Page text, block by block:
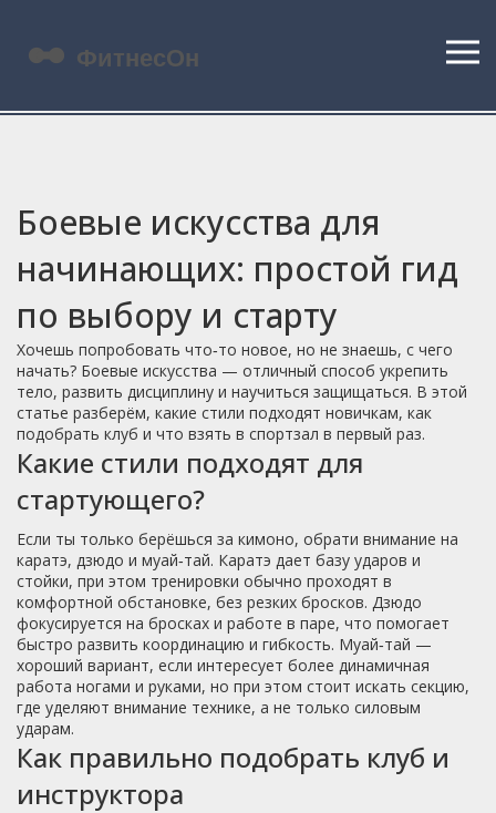
Боевые искусства для
начинающих: простой гид
по выбору и старту
Хочешь попробовать что‑то новое, но не знаешь, с чего
начать? Боевые искусства — отличный способ укрепить
тело, развить дисциплину и научиться защищаться. В этой
статье разберём, какие стили подходят новичкам, как
подобрать клуб и что взять в спортзал в первый раз.
Какие стили подходят для
стартующего?
Если ты только берёшься за кимоно, обрати внимание на
каратэ, дзюдо и муай‑тай. Каратэ дает базу ударов и
стойки, при этом тренировки обычно проходят в
комфортной обстановке, без резких бросков. Дзюдо
фокусируется на бросках и работе в паре, что помогает
быстро развить координацию и гибкость. Муай‑тай —
хороший вариант, если интересует более динамичная
работа ногами и руками, но при этом стоит искать секцию,
где уделяют внимание технике, а не только силовым
ударам.
Как правильно подобрать клуб и
инструктора